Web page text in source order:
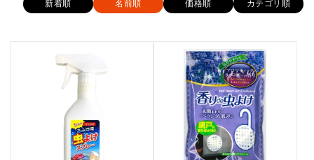
新着順 名前順 価格順 カテゴリ順